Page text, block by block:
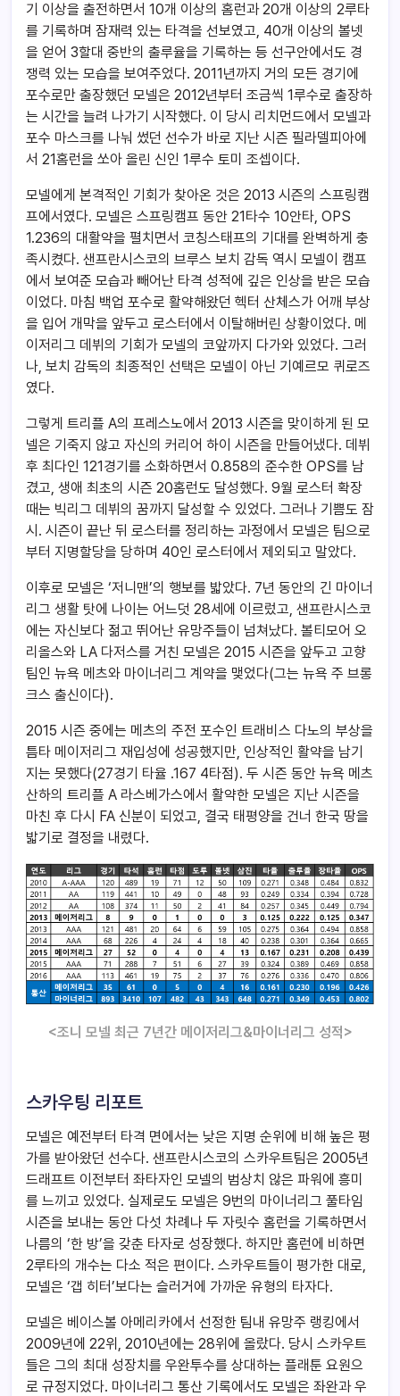
기 이상을 출전하면서 10개 이상의 홈런과 20개 이상의 2루타
를 기록하며 잠재력 있는 타격을 선보였고, 40개 이상의 볼넷
을 얻어 3할대 중반의 출루율을 기록하는 등 선구안에서도 경
쟁력 있는 모습을 보여주었다. 2011년까지 거의 모든 경기에
포수로만 출장했던 모넬은 2012년부터 조금씩 1루수로 출장하
는 시간을 늘려 나가기 시작했다. 이 당시 리치먼드에서 모넬과
포수 마스크를 나눠 썼던 선수가 바로 지난 시즌 필라델피아에
서 21홈런을 쏘아 올린 신인 1루수 토미 조셉이다.
모넬에게 본격적인 기회가 찾아온 것은 2013 시즌의 스프링캠
프에서였다. 모넬은 스프링캠프 동안 21타수 10안타, OPS
1.236의 대활약을 펼치면서 코칭스태프의 기대를 완벽하게 충
족시켰다. 샌프란시스코의 브루스 보치 감독 역시 모넬이 캠프
에서 보여준 모습과 빼어난 타격 성적에 깊은 인상을 받은 모습
이었다. 마침 백업 포수로 활약해왔던 헥터 산체스가 어깨 부상
을 입어 개막을 앞두고 로스터에서 이탈해버린 상황이었다. 메
이저리그 데뷔의 기회가 모넬의 코앞까지 다가와 있었다. 그러
나, 보치 감독의 최종적인 선택은 모넬이 아닌 기예르모 퀴로즈
였다.
그렇게 트리플 A의 프레스노에서 2013 시즌을 맞이하게 된 모
넬은 기죽지 않고 자신의 커리어 하이 시즌을 만들어냈다. 데뷔
후 최다인 121경기를 소화하면서 0.858의 준수한 OPS를 남
겼고, 생애 최초의 시즌 20홈런도 달성했다. 9월 로스터 확장
때는 빅리그 데뷔의 꿈까지 달성할 수 있었다. 그러나 기쁨도 잠
시. 시즌이 끝난 뒤 로스터를 정리하는 과정에서 모넬은 팀으로
부터 지명할당을 당하며 40인 로스터에서 제외되고 말았다.
이후로 모넬은 ‘저니맨’의 행보를 밟았다. 7년 동안의 긴 마이너
리그 생활 탓에 나이는 어느덧 28세에 이르렀고, 샌프란시스코
에는 자신보다 젊고 뛰어난 유망주들이 넘쳐났다. 볼티모어 오
리올스와 LA 다저스를 거친 모넬은 2015 시즌을 앞두고 고향
팀인 뉴욕 메츠와 마이너리그 계약을 맺었다(그는 뉴욕 주 브롱
크스 출신이다).
2015 시즌 중에는 메츠의 주전 포수인 트래비스 다노의 부상을
틈타 메이저리그 재입성에 성공했지만, 인상적인 활약을 남기
지는 못했다(27경기 타율 .167 4타점). 두 시즌 동안 뉴욕 메츠
산하의 트리플 A 라스베가스에서 활약한 모넬은 지난 시즌을
마친 후 다시 FA 신분이 되었고, 결국 태평양을 건너 한국 땅을
밟기로 결정을 내렸다.
<조니 모넬 최근 7년간 메이저리그&마이너리그 성적>
스카우팅 리포트
모넬은 예전부터 타격 면에서는 낮은 지명 순위에 비해 높은 평
가를 받아왔던 선수다. 샌프란시스코의 스카우트팀은 2005년
드래프트 이전부터 좌타자인 모넬의 범상치 않은 파워에 흥미
를 느끼고 있었다. 실제로도 모넬은 9번의 마이너리그 풀타임
시즌을 보내는 동안 다섯 차례나 두 자릿수 홈런을 기록하면서
나름의 ‘한 방’을 갖춘 타자로 성장했다. 하지만 홈런에 비하면
2루타의 개수는 다소 적은 편이다. 스카우트들이 평가한 대로,
모넬은 ‘갭 히터’보다는 슬러거에 가까운 유형의 타자다.
모넬은 베이스볼 아메리카에서 선정한 팀내 유망주 랭킹에서
2009년에 22위, 2010년에는 28위에 올랐다. 당시 스카우트
들은 그의 최대 성장치를 우완투수를 상대하는 플래툰 요원으
로 규정지었다. 마이너리그 통산 기록에서도 모넬은 좌완과 우